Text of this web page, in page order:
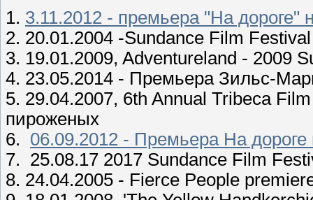
1. 3.11.2012 - премьера "На дороге"
2. 20.01.2004 -Sundance Film
3. 19.01.2009, Adventureland - 2009
4. 23.05.2014 - Премьера Зильс-
5. 29.04.2007, 6th Annual Tribeca
пироженых
6. 06.09.2012 - Премьера На дороге
7. 25.08.17 2017 Sundance Film
8. 24.04.2005 - Fierce People